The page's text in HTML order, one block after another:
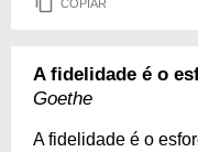
COPIAR
A fidelidade é o
Goethe
A fidelidade é o